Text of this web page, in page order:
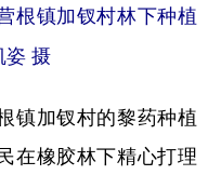
根镇加钗村林下种植
姿 摄
加钗村的黎药种植
在橡胶林下精心打理